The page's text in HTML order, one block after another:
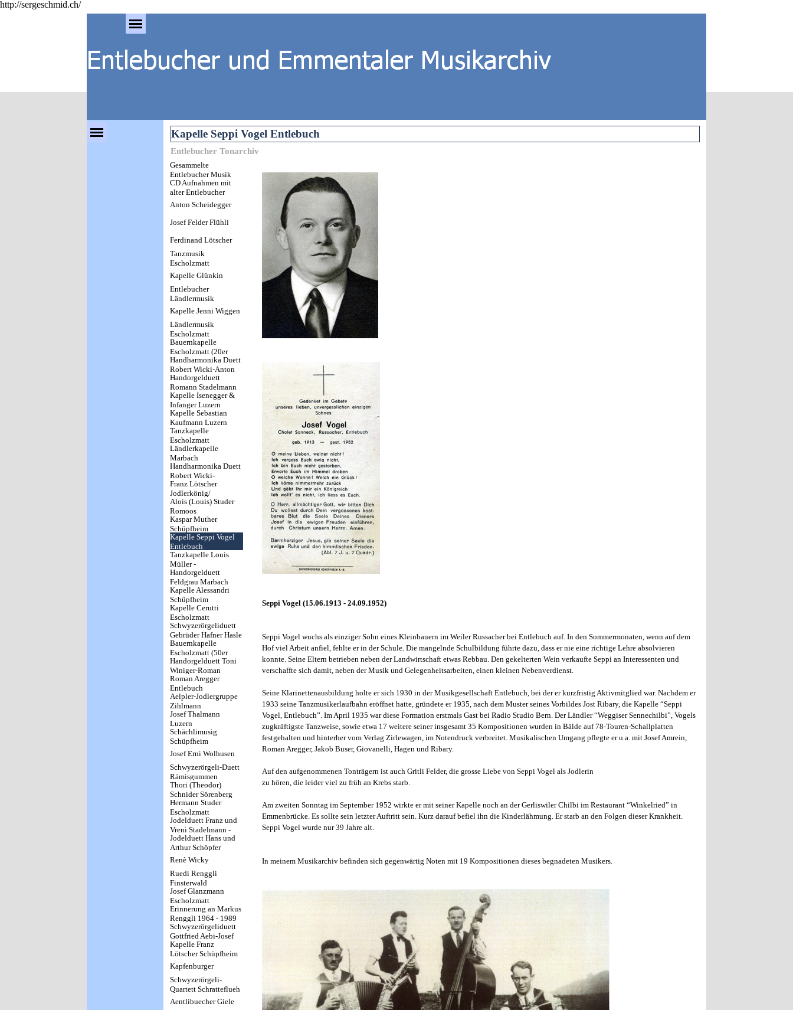
http://sergeschmid.ch/
Direkt zum Seiteninhalt
Menü überspringen
Menü überspringen
Kapelle Seppi Vogel Entlebuch
Entlebucher Tonarchiv
Gesammelte
Entlebucher Musik
CD Aufnahmen mit
alter Entlebucher
Musik ab
Schellackplatten-
Schallplatten-
Anton Scheidegger
Josef Felder Flühli
Ferdinand Lötscher
Tanzmusik
Escholzmatt
Kapelle Glünkin
Entlebucher
Ländlermusik
Kapelle Jenni Wiggen
Ländlermusik
Escholzmatt
Bauernkapelle
Escholzmatt (20er
Jahre)
Handharmonika Duett
Robert Wicki-Anton
Thalmann
Escholzmatt
Handorgelduett
Romann Stadelmann
& Edy Erni Zürich
Kapelle Isenegger &
Infanger Luzern
Kapelle Sebastian
Kaufmann Luzern
Tanzkapelle
Escholzmatt
Ländlerkapelle
Marbach
Handharmonika Duett
Robert Wicki-
Hermann Kaufmann
Escholzmatt
Franz Lötscher
Jodlerkönig/
Jodlerklub Edelweiss
Luzern
Alois (Louis) Studer
Romoos
Kaspar Muther
Schüpfheim
Kapelle Seppi Vogel
Entlebuch
Tanzkapelle Louis
Müller -
Ländlerkapelle
Sunneschyn Marbach
Handorgelduett
Feldgrau Marbach
Kapelle Alessandri
Schüpfheim
Kapelle Cerutti
Escholzmatt
Schwyzerörgeliduett
Gebrüder Hafner Hasle
LU
Bauernkapelle
Escholzmatt (50er
Jahre)
Handorgelduett Toni
Winiger-Roman
Aregger Geiss
Roman Aregger
Entlebuch
Aelpler-Jodlergruppe
Zihlmann
Josef Thalmann
Luzern
Schächlimusig
Schüpfheim
Josef Erni Wolhusen
Schwyzerörgeli-Duett
Rämisgummen
Thori (Theodor)
Schnider Sörenberg
Hermann Studer
Escholzmatt
Jodelduett Franz und
Vreni Stadelmann -
Kapelle Paradisio
Jodelduett Hans und
Arthur Schöpfer
Renè Wicky
Ruedi Renggli
Finsterwald
Josef Glanzmann
Escholzmatt
Erinnerung an Markus
Renggli 1964 - 1989
Schwyzerörgeliduett
Gottfried Aebi-Josef
Lötscher (Zollbrück-
Schärlig)
Kapelle Franz
Lötscher Schüpfheim
Kapfenburger
Schwyzerörgeli-
Quartett Schratteflueh
Marbach
Aentlibuecher Giele
Seppi Vogel (15.06.1913 - 24.09.1952)
Seppi Vogel wuchs als einziger Sohn eines Kleinbauern im Weiler Russacher bei Entlebuch auf. In den Sommermonaten, wenn auf dem
Hof viel Arbeit anfiel, fehlte er in der Schule. Die mangelnde Schulbildung führte dazu, dass er nie eine richtige Lehre absolvieren
konnte. Seine Eltern betrieben neben der Landwirtschaft etwas Rebbau. Den gekelterten Wein verkaufte Seppi an Interessenten und
verschaffte sich damit, neben der Musik und Gelegenheitsarbeiten, einen kleinen Nebenverdienst.
Seine Klarinettenausbildung holte er sich 1930 in der Musikgesellschaft Entlebuch, bei der er kurzfristig Aktivmitglied war. Nachdem er
1933 seine Tanzmusikerlaufbahn eröffnet hatte, gründete er 1935, nach dem Muster seines Vorbildes Jost Ribary, die Kapelle “Seppi
Vogel, Entlebuch”. Im April 1935 war diese Formation erstmals Gast bei Radio Studio Bern. Der Ländler “Weggiser Sennechilbi”, Vogels
zugkräftigste Tanzweise, sowie etwa 17 weitere seiner insgesamt 35 Kompositionen wurden in Bälde auf 78-Touren-Schallplatten
festgehalten und hinterher vom Verlag Zirlewagen, im Notendruck verbreitet. Musikalischen Umgang pflegte er u.a. mit Josef Amrein,
Roman Aregger, Jakob Buser, Giovanelli, Hagen und Ribary.
Auf den aufgenommenen Tonträgern ist auch Gritli Felder, die grosse Liebe von Seppi Vogel als Jodlerin
zu hören, die leider viel zu früh an Krebs starb.
Am zweiten Sonntag im September 1952 wirkte er mit seiner Kapelle noch an der Gerliswiler Chilbi im Restaurant “Winkelried” in
Emmenbrücke. Es sollte sein letzter Auftritt sein. Kurz darauf befiel ihn die Kinderlähmung. Er starb an den Folgen dieser Krankheit.
Seppi Vogel wurde nur 39 Jahre alt.
In meinem Musikarchiv befinden sich gegenwärtig Noten mit 19 Kompositionen dieses begnadeten Musikers.